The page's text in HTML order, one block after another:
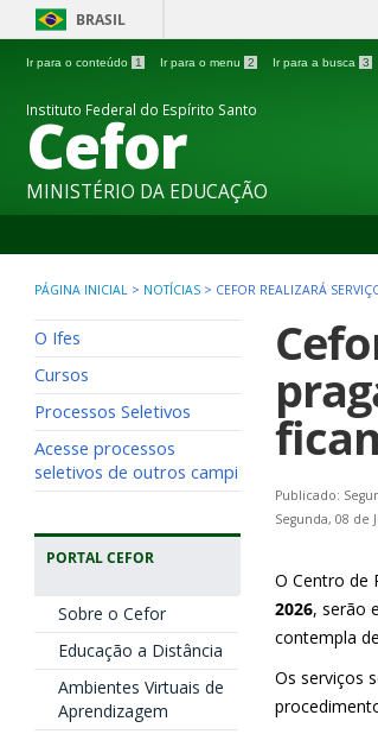
BRASIL
Ir para o conteúdo 1 Ir para o menu 2 Ir para a busca 3
Instituto Federal do Espírito Santo
Cefor
MINISTÉRIO DA EDUCAÇÃO
PÁGINA INICIAL > NOTÍCIAS > CEFOR REALIZARÁ
O Ifes
Cursos
Processos Seletivos
Acesse processos
seletivos de outros campi
PORTAL CEFOR
Sobre o Cefor
Educação a Distância
Ambientes Virtuais de
Aprendizagem
Publicado:
Segunda, 08 de
O Centro de
2026, serão
contempla
Os serviços